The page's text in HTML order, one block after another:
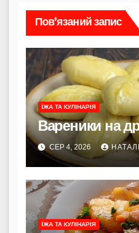
Пов’язаний запис
ЇЖА ТА КУЛІНАРІЯ
Вареники на
СЕР 4, 2026
ЇЖА ТА КУЛІНАРІЯ